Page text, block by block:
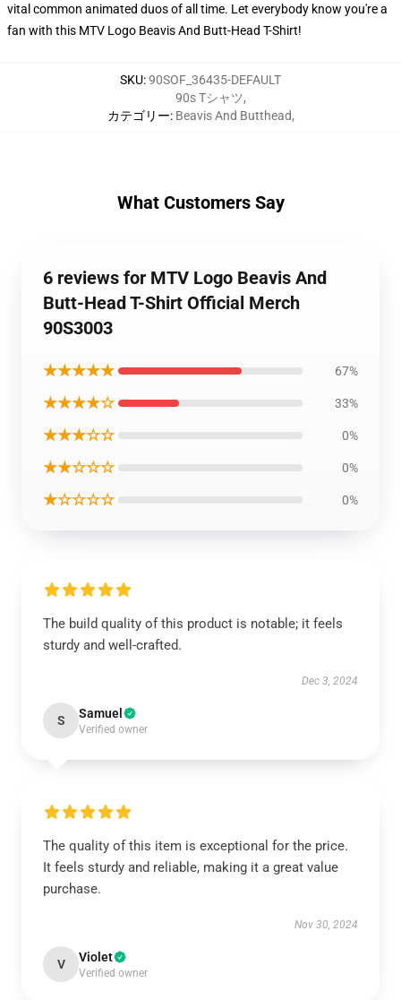
vital common animated duos of all time. Let everybody know you're a
fan with this MTV Logo Beavis And Butt-Head T-Shirt!
SKU:90SOF_36435-DEFAULT
カテゴリー:
90s Tシャツ,
Beavis And Butthead,
What Customers Say
6 reviews for MTV Logo Beavis And
Butt-Head T-Shirt Official Merch
90S3003
★★★★★ 67%
★★★★☆ 33%
★★★☆☆ 0%
★★☆☆☆ 0%
★☆☆☆☆ 0%
The build quality of this product is notable; it feels
sturdy and well-crafted.
Dec 3, 2024
S Samuel
Verified owner
The quality of this item is exceptional for the price.
It feels sturdy and reliable, making it a great value
purchase.
Nov 30, 2024
V Violet
Verified owner